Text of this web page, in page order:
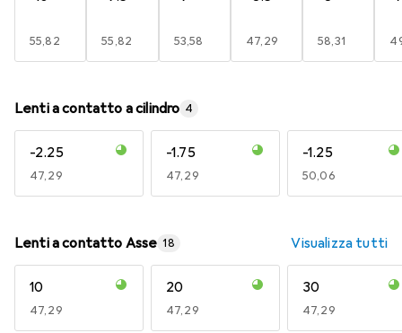
EUR
55,82 EUR
55,82 EUR
53,58 EUR
47,29 EUR
58,31
Lenti a contatto a cilindro 4
-2.25
EUR
47,29
-1.75
EUR
47,29
-1.25
EUR
50,06
Lenti a contatto Asse 18 Visualizza tutti
10
EUR
47,29
20
EUR
47,29
30
EUR
47,29